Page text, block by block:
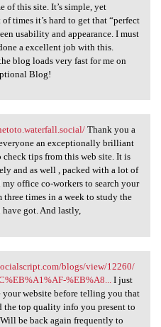
of this site. It’s simple, yet
times it’s hard to get that “perfect
usability and appearance. I must
a excellent job with this.
blog loads very fast for me on
Blog!
Thank you a
an exceptionally brilliant
tips from this web site. It is
and as well , packed with a lot of
my office co-workers to search your
times in a week to study the
have got. And lastly,
blogs/view/12260/
%EB%A8...
I just
your website before telling you that
the top quality info you present to
be back again frequently to